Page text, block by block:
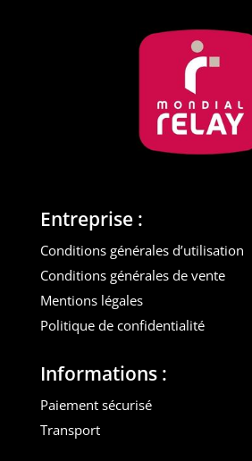
Entreprise :
Conditions générales d’utilisation
Conditions générales de vente
Mentions légales
Politique de confidentialité
Informations :
Paiement sécurisé
Transport